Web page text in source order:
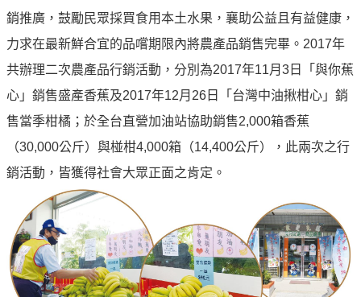
永
續
供
應
鏈
新
消
互
動
專
區
銷推廣，鼓勵民眾採買食用本土水果，襄助公益且有益健康，
力求在最新鮮合宜的品嚐期限內將農產品銷售完畢。2017年
共辦理二次農產品行銷活動，分別為2017年11月3日「與你蕉
心」銷售盛產香蕉及2017年12月26日「台灣中油揪柑心」銷
售當季柑橘；於全台直營加油站協助銷售2,000箱香蕉
（30,000公斤）與椪柑4,000箱（14,400公斤），此兩次之行
銷活動，皆獲得社會大眾正面之肯定。